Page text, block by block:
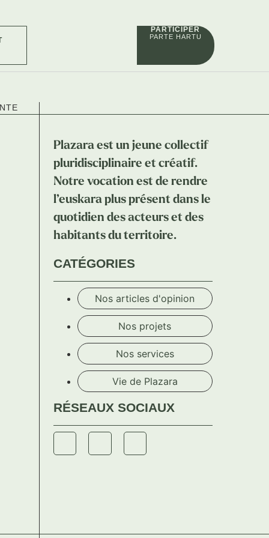
PARTICIPER
PARTE HARTU
Plazara est un jeune collectif
pluridisciplinaire et créatif.
Notre vocation est de rendre
l’euskara plus présent dans le
quotidien des acteurs et des
habitants du territoire.
CATÉGORIES
Nos articles d'opinion
Nos projets
Nos services
Vie de Plazara
RÉSEAUX SOCIAUX